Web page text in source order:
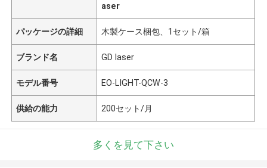
aser
パッケージの詳細 木製ケース梱包、1セット/箱
ブランド名 GD laser
モデル番号 EO-LIGHT-QCW-3
供給の能力 200セット/月
多くを見て下さい